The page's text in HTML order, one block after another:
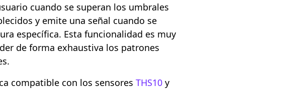
cuando se superan los umbrales
y emite una señal cuando se
específica. Esta funcionalidad es muy
de forma exhaustiva los patrones
compatible con los sensores THS10 y